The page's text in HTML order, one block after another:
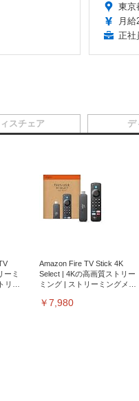
東京
月
正社
ーミ
リー
Amazon Fire TV Stick 4K
Select | 4Kの高画質ストリー
ミング | ストリーミングメデ
￥7,980
スチェア デ